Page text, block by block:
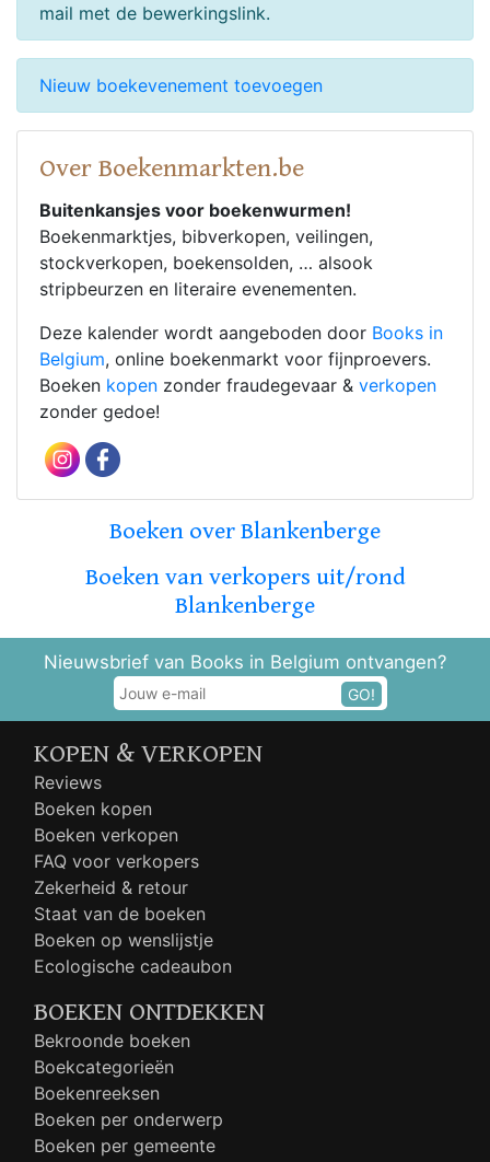
mail met de bewerkingslink.
Nieuw boekevenement toevoegen
Over Boekenmarkten.be
Buitenkansjes voor boekenwurmen!
Boekenmarktjes, bibverkopen, veilingen,
stockverkopen, boekensolden, … alsook
stripbeurzen en literaire evenementen.
Deze kalender wordt aangeboden door Books in
Belgium, online boekenmarkt voor fijnproevers.
Boeken kopen zonder fraudegevaar & verkopen
zonder gedoe!
Boeken over Blankenberge
Boeken van verkopers uit/rond
Blankenberge
Nieuwsbrief van Books in Belgium ontvangen?
GO!
KOPEN & VERKOPEN
Reviews
Boeken kopen
Boeken verkopen
FAQ voor verkopers
Zekerheid & retour
Staat van de boeken
Boeken op wenslijstje
Ecologische cadeaubon
BOEKEN ONTDEKKEN
Bekroonde boeken
Boekcategorieën
Boekenreeksen
Boeken per onderwerp
Boeken per gemeente